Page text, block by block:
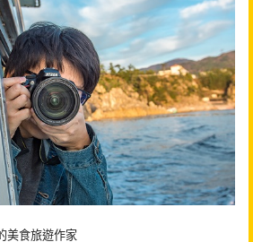
美食旅遊作家